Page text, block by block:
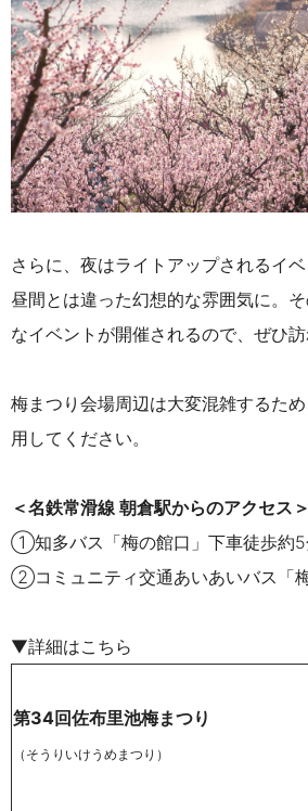
さらに、夜はライトアップされるイ
昼間とは違った幻想的な雰囲気に。
なイベントが開催されるので、ぜひ訪
梅まつり会場周辺は大変混雑するた
用してください。
＜名鉄常滑線 朝倉駅からのアクセス＞
①知多バス「梅の館口」下車徒歩約5
②コミュニティ交通あいあいバス「
▼詳細はこちら
第34回佐布里池梅まつり
（そうりいけうめまつり）